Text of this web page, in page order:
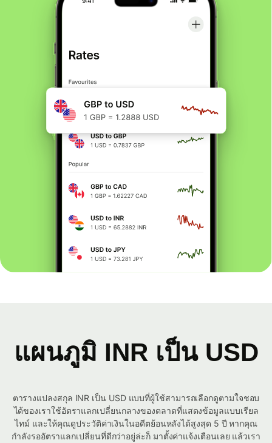
แผนภูมิ INR เป็น USD
ตารางแปลงสกุล INR เป็น USD แบบที่ผู้ใช้สามารถเลือกดูตามใจชอบ
ได้ของเราใช้อัตราแลกเปลี่ยนกลางของตลาดที่แสดงข้อมูลแบบเรียล
ไทม์ และให้คุณดูประวัติค่าเงินในอดีตย้อนหลังได้สูงสุด 5 ปี หากคุณ
กำลังรออัตราแลกเปลี่ยนที่ดีกว่าอยู่ล่ะก็ มาตั้งค่าแจ้งเตือนเลย แล้วเรา